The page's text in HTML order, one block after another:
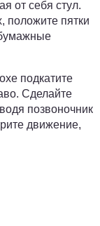
от себя стул.
положите пятки
подкатите
Сделайте
позвоночник
движение,